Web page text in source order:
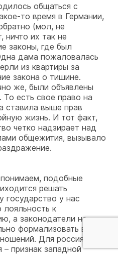
общаться с
то время в Германии,
(мол, не
ничто их так не
законы, где был
дама пожаловалась
из квартиры за
закона о тишине.
же, были объявлены
есть свое право на
ставила выше прав
жизнь. И тот факт,
четко надзирает над
общежития, вызывало
подобные
решать
государство у нас
к
а законодатели не
формализовать все
Для россиянина
признак западной